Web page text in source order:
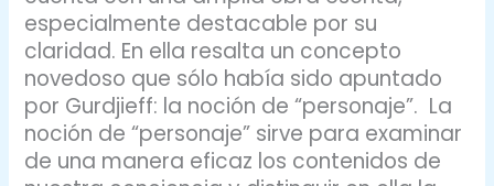
especialmente destacable por su
claridad. En ella resalta un concepto
novedoso que sólo había sido apuntado
por Gurdjieff: la noción de “personaje”. La
noción de “personaje” sirve para examinar
de una manera eficaz los contenidos de